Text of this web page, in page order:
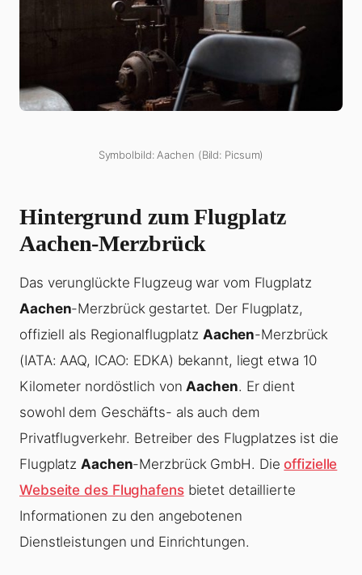
Symbolbild: Aachen (Bild: Picsum)
Hintergrund zum Flugplatz
Aachen-Merzbrück
Das verunglückte Flugzeug war vom Flugplatz
Aachen-Merzbrück gestartet. Der Flugplatz,
offiziell als Regionalflugplatz Aachen-Merzbrück
(IATA: AAQ, ICAO: EDKA) bekannt, liegt etwa 10
Kilometer nordöstlich vonAachen. Er dient
sowohl dem Geschäfts- als auch dem
Privatflugverkehr. Betreiber des Flugplatzes ist die
FlugplatzAachen-Merzbrück GmbH. Dieoffizielle
Webseite des Flughafensbietet detaillierte
Informationen zu den angebotenen
Dienstleistungen und Einrichtungen.